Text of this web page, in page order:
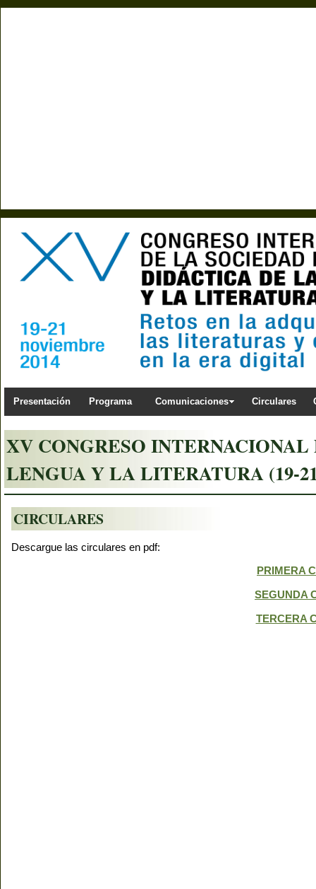
Presentación Programa Comunicaciones Circulares
XV CONGRESO
LENGUA Y LA LITERATURA (19-
CIRCULARES
Descargue las circulares en pdf:
PRIMERA
SEGUNDA
TERCERA